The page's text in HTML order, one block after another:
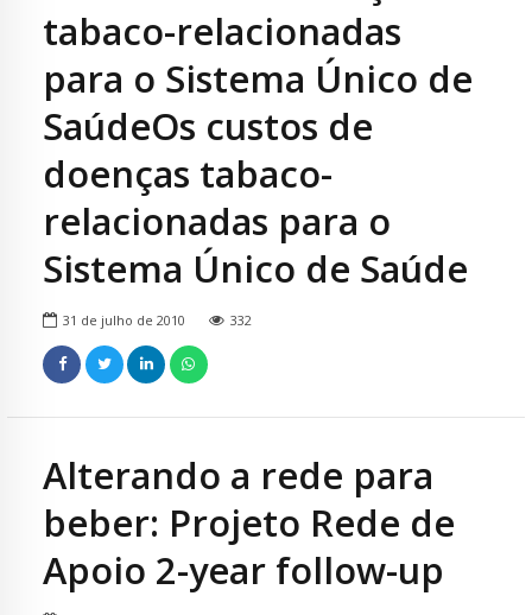
tabaco-relacionadas
para o Sistema Único de
SaúdeOs custos de
doenças tabaco-
relacionadas para o
Sistema Único de Saúde
31 de julho de 2010 332
Alterando a rede para
beber: Projeto Rede de
Apoio 2-year follow-up